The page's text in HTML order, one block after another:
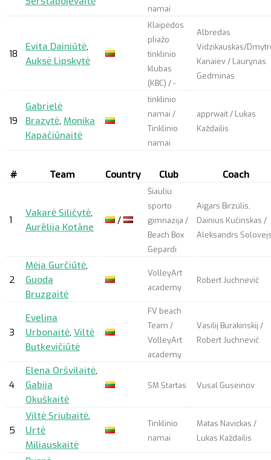
namai
18
Evita Dainiūtė,
Auksė Lipskytė
Klaipėdos
pliažo
tinklinio
klubas
(KBC) / -
Albredas
Vidzikauskas/
Kanaiev / Laurynas
Gedminas
19
Gabrielė
Brazytė, Monika
Kapačiūnaitė
tinklinio
namai /
Tinklinio
namai
apprwait/ Lukas
Každailis
# Team Country Club Coach
1
Vakarė Siličytė,
Aurēlija Kotāne
/
Šiauliu
sporto
gimnazija /
Beach Box
Gepardi
Aigars Birzulis,
Dainius Kučinskas /
Aleksandrs
2
Mėja Gurčiūtė,
Guoda
Bruzgaitė
VolleyArt
academy
Robert Juchnevič
3
Evelina
Urbonaitė, Viltė
Butkevičiūtė
FV beach
Team /
VolleyArt
academy
Vasilij Burakinskij /
Robert Juchnevič
4
Elena Oršvilaitė,
Gabija
Okuškaitė
SM Startas Vusal Guseinov
5
Viltė Sriubaitė,
Urtė
Miliauskaitė
Tinklinio
namai
Matas Navickas /
Lukas Každailis